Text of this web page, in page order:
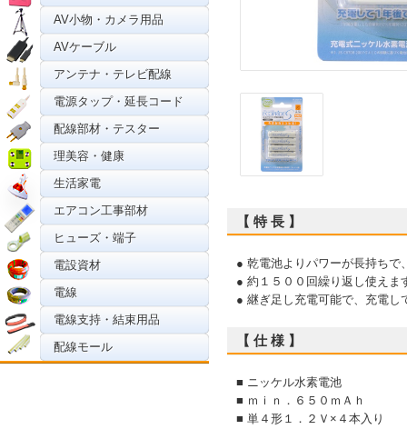
AV小物・カメラ用品
AVケーブル
アンテナ・テレビ配線
電源タップ・延長コード
配線部材・テスター
理美容・健康
生活家電
エアコン工事部材
ヒューズ・端子
電設資材
電線
電線支持・結束用品
配線モール
【 特 長 】
● 乾電池よりパワーが長持ちで
● 約１５００回繰り返し使えま
● 継ぎ足し充電可能で、充電し
【 仕 様 】
■ ニッケル水素電池
■ ｍｉｎ．６５０ｍＡｈ
■ 単４形１．２Ｖ×４本入り